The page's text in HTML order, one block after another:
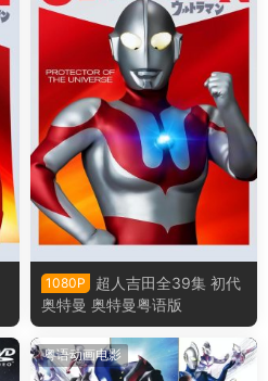
1080P
超人吉田全39集 初代
奥特曼 奥特曼粤语版
粤语动画电影